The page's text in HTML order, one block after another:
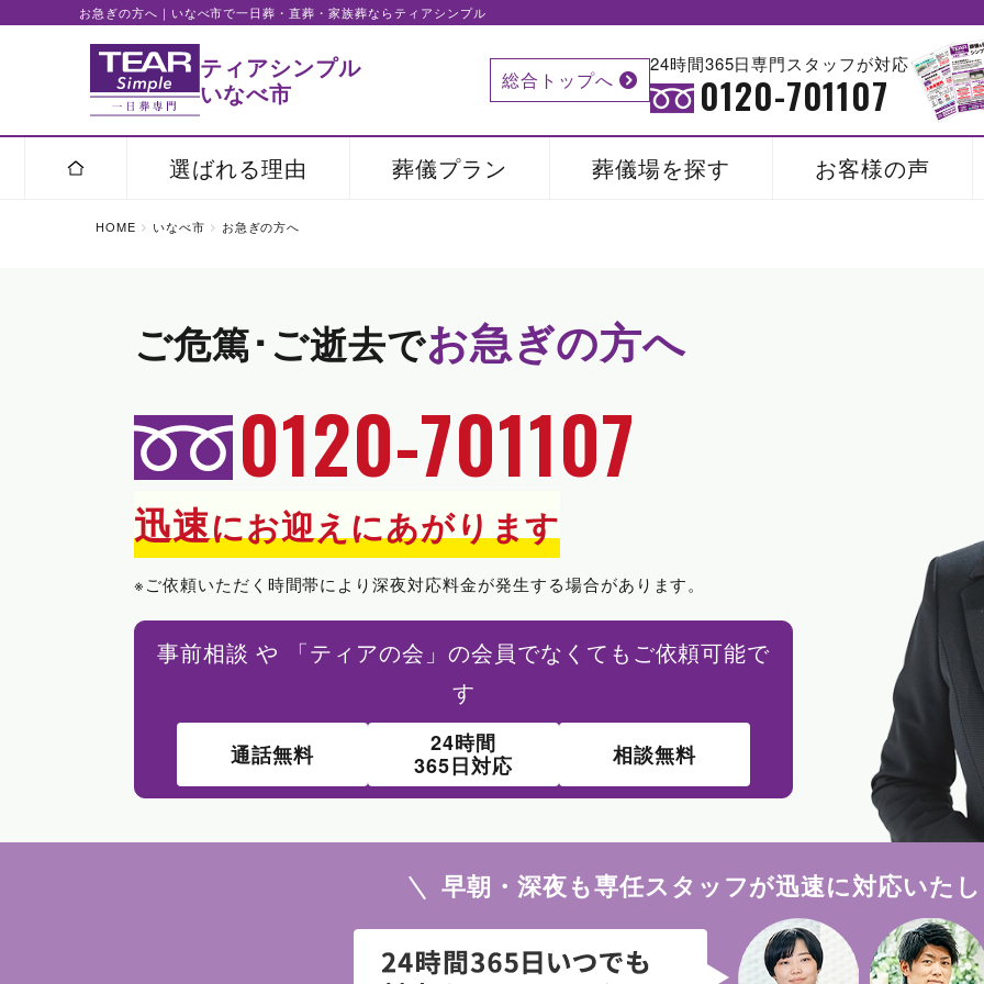
お急ぎの方へ｜いなべ市で一日葬・直葬・家族葬ならティアシンプル
ティアシンプル
いなべ市
総合トップへ
24時間365日専門スタッフが対応
0120-701107
選ばれる理由 葬儀プラン 葬儀場を探す お客様の声
HOME いなべ市 お急ぎの方へ
ご危篤･ご逝去でお急ぎの方へ
0120-701107
迅速にお迎えにあがります
※ご依頼いただく時間帯により深夜対応料金が発生する場合があります。
事前相談 や 「ティアの会」の会員でなくてもご依頼可能で
す
通話無料
24時間
365日対応
相談無料
早朝・深夜も専任スタッフが迅速に対応いた